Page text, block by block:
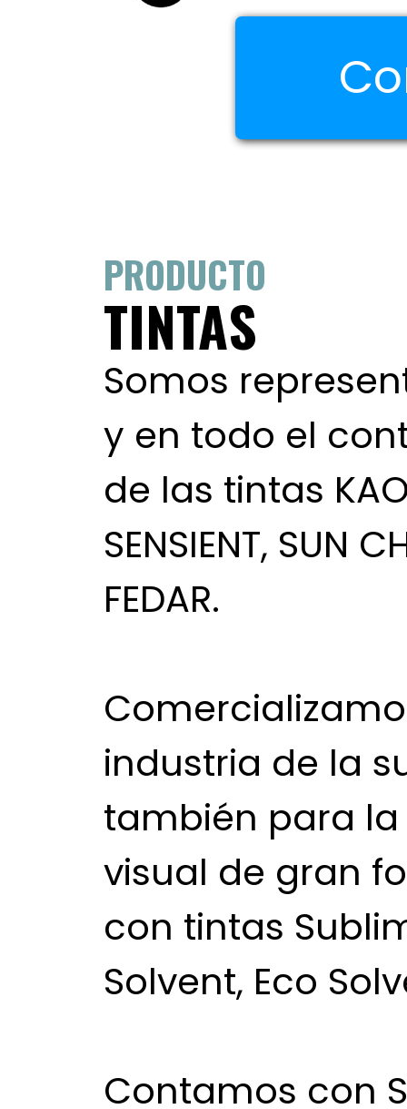
PRODUCTO
TINTAS
Somos
y en todo el
de las tintas
SENSIENT, SUN
FEDAR.
industria de la
también para
visual de gran
con tintas
Solvent, Eco
Contamos con